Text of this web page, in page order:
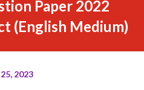
Paper 2022
(English Medium)
2023